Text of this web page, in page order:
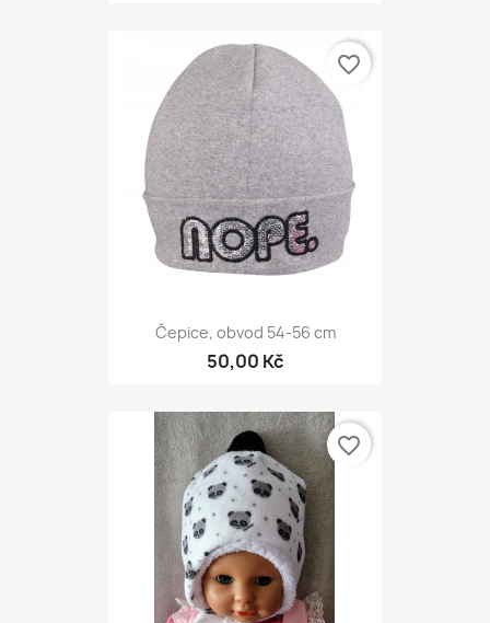
Čepice, obvod 54-56 cm
50,00 Kč
favorite_border
favorite_border